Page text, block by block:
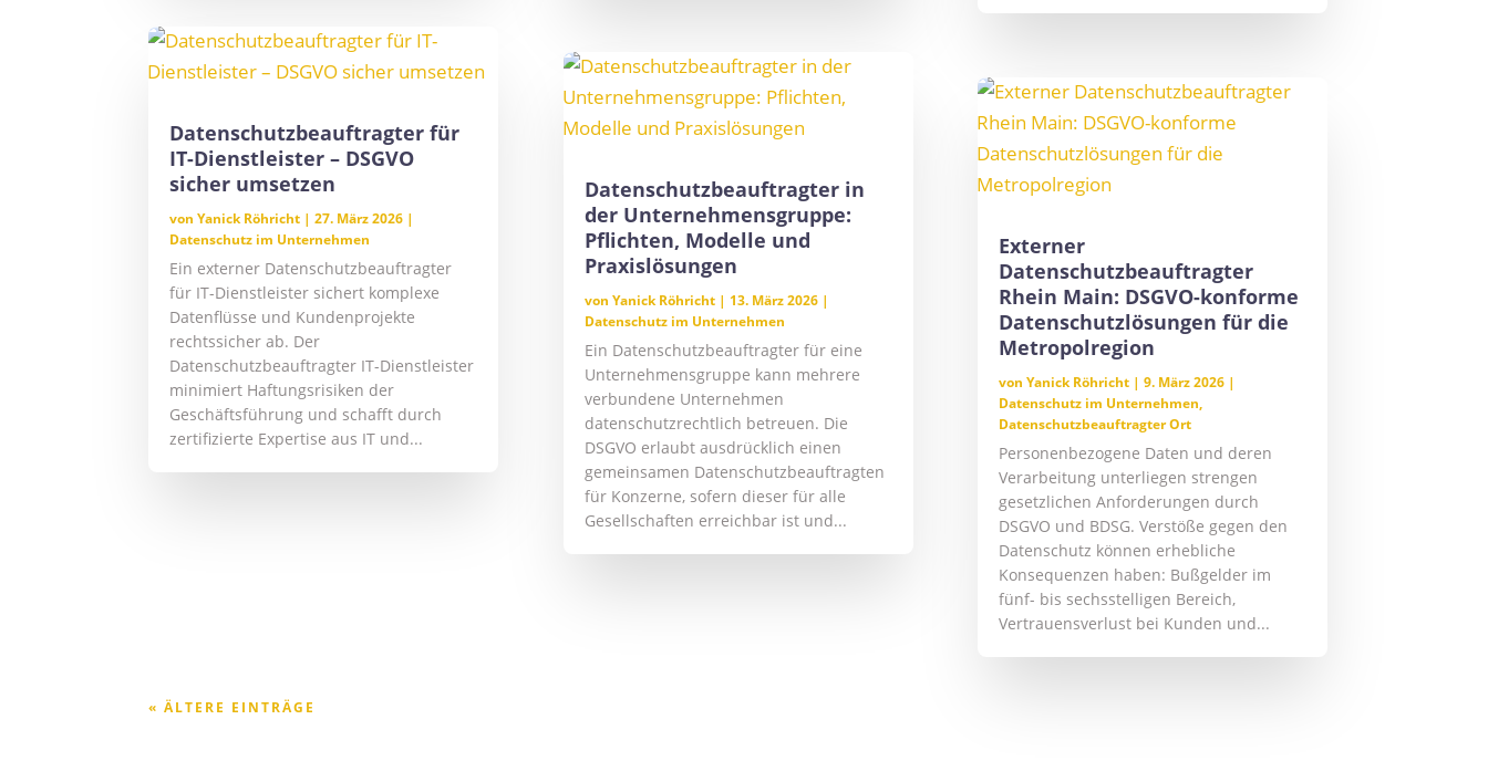
Datenschutzbeauftragter für
IT-Dienstleister – DSGVO
sicher umsetzen
vonYanick Röhricht |27. März 2026 |
Datenschutz im Unternehmen
Ein externer Datenschutzbeauftragter
für IT-Dienstleister sichert komplexe
Datenflüsse und Kundenprojekte
rechtssicher ab. Der
Datenschutzbeauftragter IT-Dienstleister
minimiert Haftungsrisiken der
Geschäftsführung und schafft durch
zertifizierte Expertise aus IT und...
Datenschutzbeauftragter in
der Unternehmensgruppe:
Pflichten, Modelle und
Praxislösungen
von Yanick Röhricht| 13. März 2026|
Datenschutz im Unternehmen
Ein Datenschutzbeauftragter für eine
Unternehmensgruppe kann mehrere
verbundene Unternehmen
datenschutzrechtlich betreuen. Die
DSGVO erlaubt ausdrücklich einen
gemeinsamen Datenschutzbeauftragten
für Konzerne, sofern dieser für alle
Gesellschaften erreichbar ist und...
Externer
Datenschutzbeauftragter
Rhein Main: DSGVO-konforme
Datenschutzlösungen für die
Metropolregion
vonYanick Röhricht |9. März 2026 |
Datenschutz im Unternehmen,
Datenschutzbeauftragter Ort
Personenbezogene Daten und deren
Verarbeitung unterliegen strengen
gesetzlichen Anforderungen durch
DSGVO und BDSG. Verstöße gegen den
Datenschutz können erhebliche
Konsequenzen haben: Bußgelder im
fünf- bis sechsstelligen Bereich,
Vertrauensverlust bei Kunden und...
« ÄLTERE EINTRÄGE